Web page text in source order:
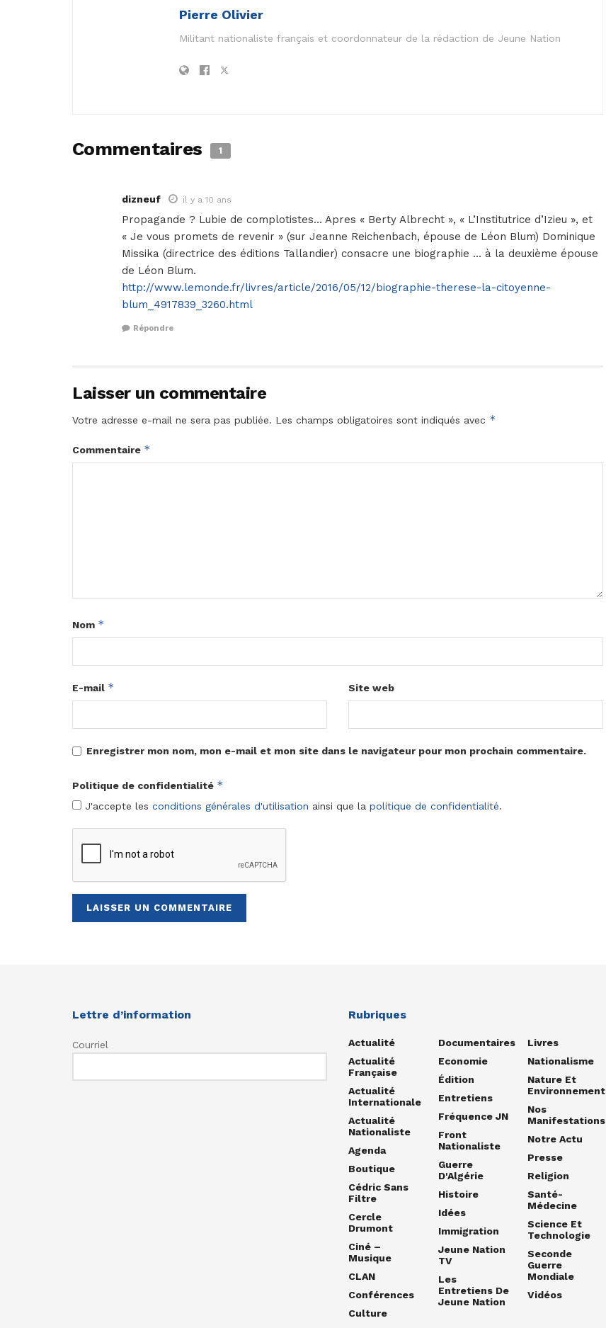
Pierre Olivier
Militant nationaliste français et coordonnateur de la rédaction de Jeune Nation
Commentaires 1
dizneuf il y a 10 ans
Propagande ? Lubie de complotistes… Apres « Berty Albrecht », « L’Institutrice d’Izieu », et
« Je vous promets de revenir » (sur Jeanne Reichenbach, épouse de Léon Blum) Dominique
Missika (directrice des éditions Tallandier) consacre une biographie … à la deuxième épouse
de Léon Blum.
http://www.lemonde.fr/livres/article/2016/05/12/biographie-therese-la-citoyenne-
blum_4917839_3260.html
Répondre
Laisser un commentaire
Votre adresse e-mail ne sera pas publiée. Les champs obligatoires sont indiqués avec *
Commentaire *
Nom *
E-mail * Site web
Enregistrer mon nom, mon e-mail et mon site dans le navigateur pour mon prochain commentaire.
Politique de confidentialité *
J'accepte les conditions générales d'utilisation ainsi que la politique de confidentialité.
Lettre d’information
Courriel
Rubriques
Actualité
Actualité
Française
Actualité
Internationale
Actualité
Nationaliste
Agenda
Boutique
Cédric Sans
Filtre
Cercle
Drumont
Ciné –
Musique
CLAN
Conférences
Culture
Documentaires
Economie
Édition
Entretiens
Fréquence JN
Front
Nationaliste
Guerre
D'Algérie
Histoire
Idées
Immigration
Jeune Nation
TV
Les
Entretiens De
Jeune Nation
Livres
Nationalisme
Nature Et
Environnement
Nos
Manifestations
Notre Actu
Presse
Religion
Santé-
Médecine
Science Et
Technologie
Seconde
Guerre
Mondiale
Vidéos